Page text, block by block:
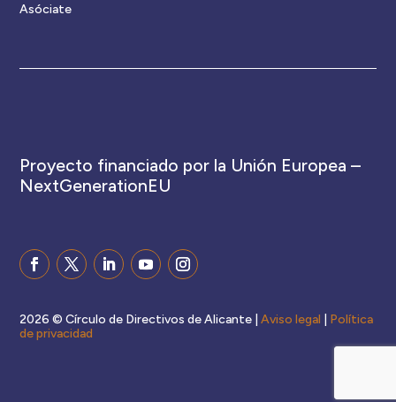
Asóciate
Proyecto financiado por la Unión Europea –
NextGenerationEU
2026 © Círculo de Directivos de Alicante |Aviso legal
Política
de privacidad